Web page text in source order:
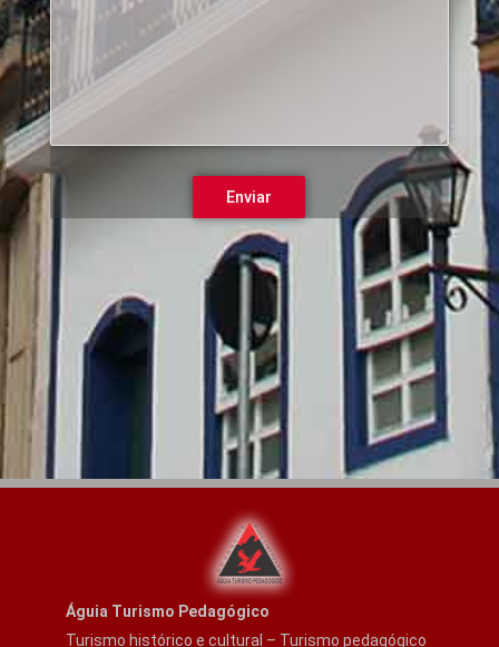
Águia Turismo Pedagógico
Turismo histórico e cultural – Turismo pedagógico